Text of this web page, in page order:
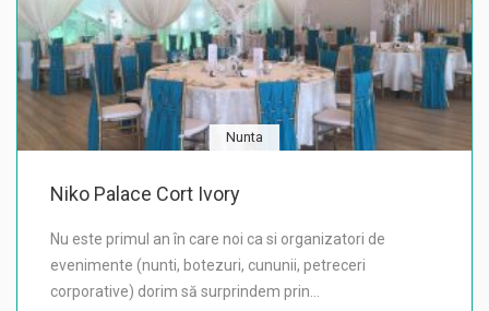
Nunta
Niko Palace Cort Ivory
Nu este primul an în care noi ca si organizatori de
evenimente (nunti, botezuri, cununii, petreceri
corporative) dorim să surprindem prin…